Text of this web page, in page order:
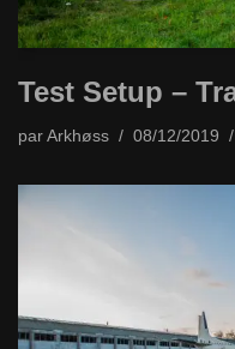
Test Setup –
par Arkhøss 08/12/2019